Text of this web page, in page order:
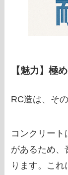
【魅力】極
RC造は、そ
コンクリート
があるため、
ります。こ